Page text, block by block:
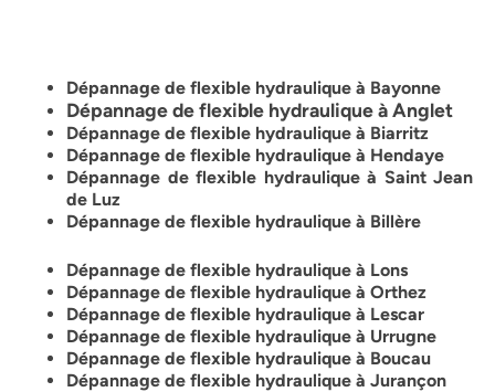
Dépannage de flexible hydraulique à Bayonne
Dépannage de flexible hydraulique à Anglet
Dépannage de flexible hydraulique à Biarritz
Dépannage de flexible hydraulique à Hendaye
Dépannage de flexible hydraulique à Saint Jean
de Luz
Dépannage de flexible hydraulique à Billère
Dépannage de flexible hydraulique à Lons
Dépannage de flexible hydraulique à Orthez
Dépannage de flexible hydraulique à Lescar
Dépannage de flexible hydraulique à Urrugne
Dépannage de flexible hydraulique à Boucau
Dépannage de flexible hydraulique à Jurançon